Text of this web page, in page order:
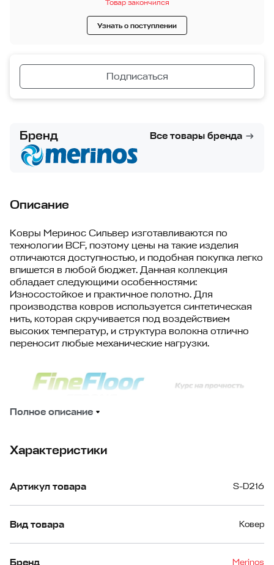
Товар закончился
Узнать о поступлении
Подписаться
Бренд Все товары бренда
Описание
Ковры Меринос Сильвер изготавливаются по
технологии BCF, поэтому цены на такие изделия
отличаются доступностью, и подобная покупка легко
впишется в любой бюджет. Данная коллекция
обладает следующими особенностями:
Износостойкое и практичное полотно. Для
производства ковров используется синтетическая
нить, которая скручивается под воздействием
высоких температур, и структура волокна отлично
переносит любые механические нагрузки.
Полное описание
Характеристики
Артикул товара S-D216
Вид товара Ковер
Бренд Merinos